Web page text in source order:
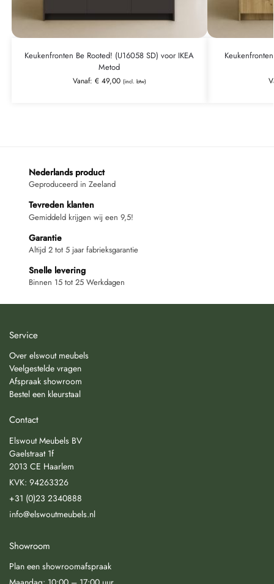
Keukenfronten Be Rooted! (U16058 SD) voor IKEA
Metod
Vanaf: €49,00 (incl. btw)
Nederlands product
Geproduceerd in Zeeland
Tevreden klanten
Gemiddeld krijgen wij een 9,5!
Garantie
Altijd 2 tot 5 jaar fabrieksgarantie
Snelle levering
Binnen 15 tot 25 Werkdagen
Service
Over elswout meubels
Veelgestelde vragen
Afspraak showroom
Bestel een kleurstaal
Contact
Elswout Meubels BV
Gaelstraat 1f
2013 CE Haarlem
KVK: 94263326
+31 (0)23 2340888
info@elswoutmeubels.nl
Showroom
Plan een showroomafspraak